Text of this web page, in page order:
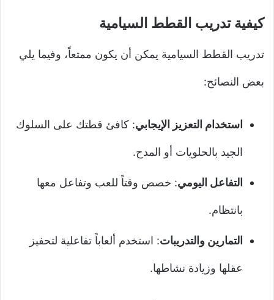
كيفية تدريب القطط السيامية
تدريب القطط السيامية يمكن أن يكون ممتعاً، وفيما يلي
بعض النصائح:
استخدام التعزيز الإيجابي: كافئ قطتك على السلوك
الجيد بالحلويات أو المدح.
التفاعل اليومي: خصص وقتاً للعب وتفاعل معها
بانتظام.
التمارين والتدريبات: استخدم ألعاباً تفاعلية لتحفيز
عقلها وزيادة نشاطها.